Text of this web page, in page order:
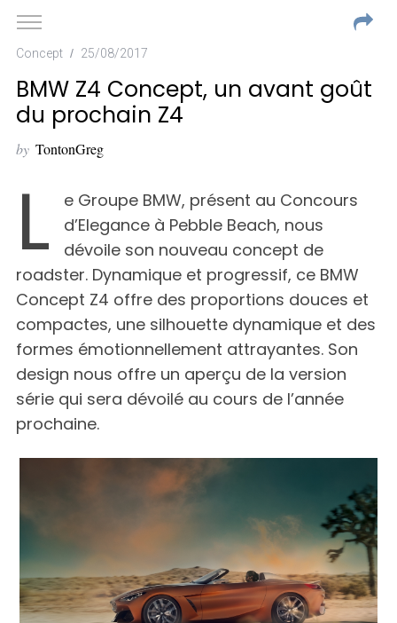
Concept 25/08/2017
BMW Z4 Concept, un avant goût
du prochain Z4
by TontonGreg
L
e Groupe BMW, présent au Concours
d’Elegance à Pebble Beach, nous
dévoile son nouveau concept de
roadster. Dynamique et progressif, ce BMW
Concept Z4 offre des proportions douces et
compactes, une silhouette dynamique et des
formes émotionnellement attrayantes. Son
design nous offre un aperçu de la version
série qui sera dévoilé au cours de l’année
prochaine.